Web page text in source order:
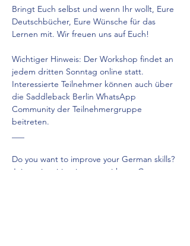
Bringt Euch selbst und wenn Ihr wollt, Eure
Deutschbücher, Eure Wünsche für das
Lernen mit. Wir freuen uns auf Euch!
Wichtiger Hinweis: Der Workshop findet an
jedem dritten Sonntag online statt.
Interessierte Teilnehmer können auch über
die Saddleback Berlin WhatsApp
Community der Teilnehmergruppe
beitreten.
Do you want to improve your German skills?
Join an inspiring journey with our German